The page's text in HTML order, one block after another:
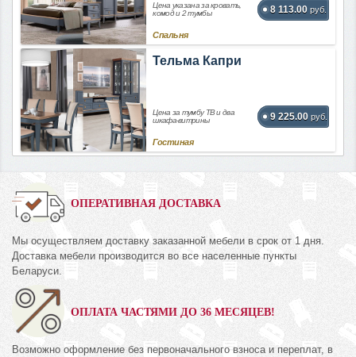
Цена указана за кровать,
комод и 2 тумбы
8 113.00 руб.
Спальня
Тельма Капри
Цена за тумбу ТВ и два
шкафа-витрины
9 225.00 руб.
Гостиная
ОПЕРАТИВНАЯ ДОСТАВКА
Мы осуществляем доставку заказанной мебели в срок от 1 дня.
Доставка мебели производится во все населенные пункты
Беларуси.
ОПЛАТА ЧАСТЯМИ ДО 36 МЕСЯЦЕВ!
Возможно оформление без первоначального взноса и переплат, в